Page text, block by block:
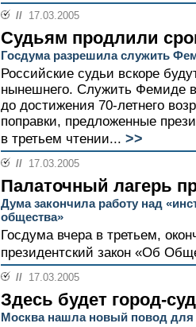
// 17.03.2005
Судьям продлили
Госдума разрешила служить
Российские судьи вскоре
нынешнего. Служить Фемиде
до достижения 70-летнего
поправки, предложенные
в третьем чтении... >>
// 17.03.2005
Палаточный лагерь
Дума закончила работу над
общества»
Госдума вчера в третьем,
президентский закон «Об
// 17.03.2005
Здесь будет город-суд
Москва нашла новый повод